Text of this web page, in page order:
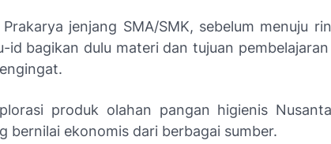
jenjang SMA/SMK, sebelum menuju
id bagikan dulu materi dan tujuan
produk olahan pangan higienis
bernilai ekonomis dari berbagai sumber.